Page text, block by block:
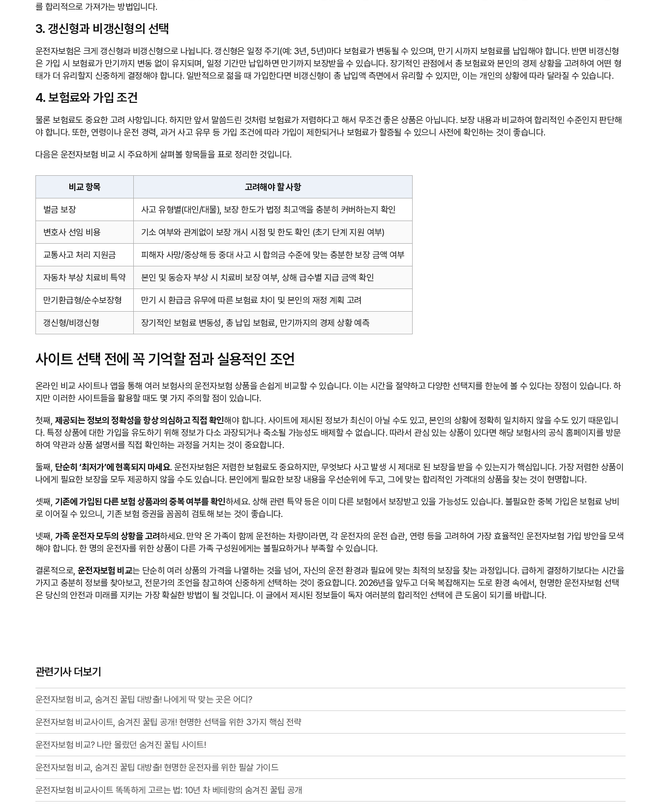
를 합리적으로 가져가는 방법입니다.
3. 갱신형과 비갱신형의 선택
운전자보험은 크게 갱신형과 비갱신형으로 나뉩니다. 갱신형은 일정 주기(예: 3년, 5년)마다 보험료가 변동될 수 있으며, 만기 시까지 보험료를 납입해야 합니다. 반면 비갱신형
은 가입 시 보험료가 만기까지 변동 없이 유지되며, 일정 기간만 납입하면 만기까지 보장받을 수 있습니다. 장기적인 관점에서 총 보험료와 본인의 경제 상황을 고려하여 어떤 형
태가 더 유리할지 신중하게 결정해야 합니다. 일반적으로 젊을 때 가입한다면 비갱신형이 총 납입액 측면에서 유리할 수 있지만, 이는 개인의 상황에 따라 달라질 수 있습니다.
4. 보험료와 가입 조건
물론 보험료도 중요한 고려 사항입니다. 하지만 앞서 말씀드린 것처럼 보험료가 저렴하다고 해서 무조건 좋은 상품은 아닙니다. 보장 내용과 비교하여 합리적인 수준인지 판단해
야 합니다. 또한, 연령이나 운전 경력, 과거 사고 유무 등 가입 조건에 따라 가입이 제한되거나 보험료가 할증될 수 있으니 사전에 확인하는 것이 좋습니다.
다음은 운전자보험 비교 시 주요하게 살펴볼 항목들을 표로 정리한 것입니다.
비교 항목 고려해야 할 사항
벌금 보장 사고 유형별(대인/대물), 보장 한도가 법정 최고액을 충분히 커버하는지 확인
변호사 선임 비용 기소 여부와 관계없이 보장 개시 시점 및 한도 확인 (초기 단계 지원 여부)
교통사고 처리 지원금 피해자 사망/중상해 등 중대 사고 시 합의금 수준에 맞는 충분한 보장 금액 여부
자동차 부상 치료비 특약 본인 및 동승자 부상 시 치료비 보장 여부, 상해 급수별 지급 금액 확인
만기환급형/순수보장형 만기 시 환급금 유무에 따른 보험료 차이 및 본인의 재정 계획 고려
갱신형/비갱신형 장기적인 보험료 변동성, 총 납입 보험료, 만기까지의 경제 상황 예측
사이트 선택 전에 꼭 기억할 점과 실용적인 조언
온라인 비교 사이트나 앱을 통해 여러 보험사의 운전자보험 상품을 손쉽게 비교할 수 있습니다. 이는 시간을 절약하고 다양한 선택지를 한눈에 볼 수 있다는 장점이 있습니다. 하
지만 이러한 사이트들을 활용할 때도 몇 가지 주의할 점이 있습니다.
첫째, 제공되는 정보의 정확성을 항상 의심하고 직접 확인해야 합니다. 사이트에 제시된 정보가 최신이 아닐 수도 있고, 본인의 상황에 정확히 일치하지 않을 수도 있기 때문입니
다. 특정 상품에 대한 가입을 유도하기 위해 정보가 다소 과장되거나 축소될 가능성도 배제할 수 없습니다. 따라서 관심 있는 상품이 있다면 해당 보험사의 공식 홈페이지를 방문
하여 약관과 상품 설명서를 직접 확인하는 과정을 거치는 것이 중요합니다.
둘째, 단순히 ‘최저가’에 현혹되지 마세요. 운전자보험은 저렴한 보험료도 중요하지만, 무엇보다 사고 발생 시 제대로 된 보장을 받을 수 있는지가 핵심입니다. 가장 저렴한 상품이
나에게 필요한 보장을 모두 제공하지 않을 수도 있습니다. 본인에게 필요한 보장 내용을 우선순위에 두고, 그에 맞는 합리적인 가격대의 상품을 찾는 것이 현명합니다.
셋째, 기존에 가입된 다른 보험 상품과의 중복 여부를 확인하세요. 상해 관련 특약 등은 이미 다른 보험에서 보장받고 있을 가능성도 있습니다. 불필요한 중복 가입은 보험료 낭비
로 이어질 수 있으니, 기존 보험 증권을 꼼꼼히 검토해 보는 것이 좋습니다.
넷째, 가족 운전자 모두의 상황을 고려하세요. 만약 온 가족이 함께 운전하는 차량이라면, 각 운전자의 운전 습관, 연령 등을 고려하여 가장 효율적인 운전자보험 가입 방안을 모색
해야 합니다. 한 명의 운전자를 위한 상품이 다른 가족 구성원에게는 불필요하거나 부족할 수 있습니다.
결론적으로, 운전자보험 비교는 단순히 여러 상품의 가격을 나열하는 것을 넘어, 자신의 운전 환경과 필요에 맞는 최적의 보장을 찾는 과정입니다. 급하게 결정하기보다는 시간을
가지고 충분히 정보를 찾아보고, 전문가의 조언을 참고하여 신중하게 선택하는 것이 중요합니다. 2026년을 앞두고 더욱 복잡해지는 도로 환경 속에서, 현명한 운전자보험 선택
은 당신의 안전과 미래를 지키는 가장 확실한 방법이 될 것입니다. 이 글에서 제시된 정보들이 독자 여러분의 합리적인 선택에 큰 도움이 되기를 바랍니다.
관련기사 더보기
운전자보험 비교, 숨겨진 꿀팁 대방출! 나에게 딱 맞는 곳은 어디?
운전자보험 비교사이트, 숨겨진 꿀팁 공개! 현명한 선택을 위한 3가지 핵심 전략
운전자보험 비교? 나만 몰랐던 숨겨진 꿀팁 사이트!
운전자보험 비교, 숨겨진 꿀팁 대방출! 현명한 운전자를 위한 필살 가이드
운전자보험 비교사이트 똑똑하게 고르는 법: 10년 차 베테랑의 숨겨진 꿀팁 공개